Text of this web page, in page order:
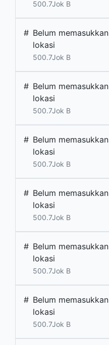
500.7Jok B
# Belum memasukkan
lokasi
500.7Jok B
# Belum memasukkan
lokasi
500.7Jok B
# Belum memasukkan
lokasi
500.7Jok B
# Belum memasukkan
lokasi
500.7Jok B
# Belum memasukkan
lokasi
500.7Jok B
# Belum memasukkan
lokasi
500.7Jok B